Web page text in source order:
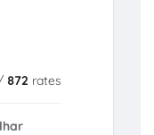
872 rates